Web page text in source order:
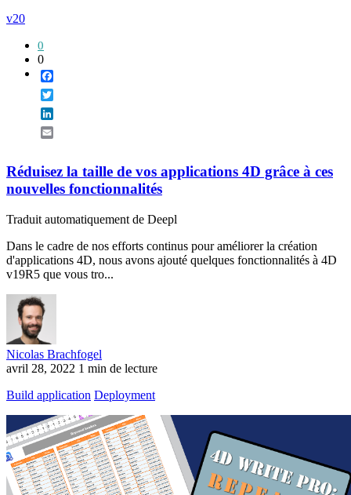
v20
0
0
Réduisez la taille de vos applications 4D grâce à ces
nouvelles fonctionnalités
Traduit automatiquement de Deepl
Dans le cadre de nos efforts continus pour améliorer la création
d'applications 4D, nous avons ajouté quelques fonctionnalités à 4D
v19R5 que vous tro...
Nicolas Brachfogel
avril 28, 2022 1 min de lecture
Build application Deployment